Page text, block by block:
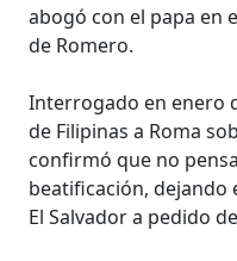
abogó con el papa en
de Romero.
Interrogado en enero
de Filipinas a Roma
confirmó que no
beatificación, dejando
El Salvador a pedido